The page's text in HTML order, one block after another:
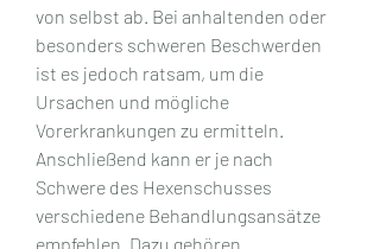
von selbst ab. Bei anhaltenden oder
besonders schweren Beschwerden
ist es jedoch ratsam, um die
Ursachen und mögliche
Vorerkrankungen zu ermitteln.
Anschließend kann er je nach
Schwere des Hexenschusses
verschiedene Behandlungsansätze
empfehlen. Dazu gehören